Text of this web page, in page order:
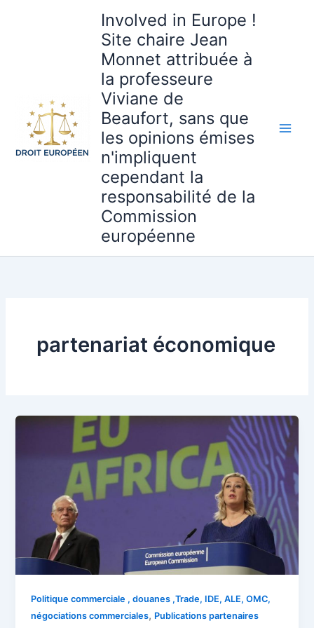
Involved in Europe !
Site chaire Jean
Monnet attribuée à
la professeure
Viviane de
Beaufort, sans que
les opinions émises
n'impliquent
cependant la
responsabilité de la
Commission
européenne
partenariat économique
Politique commerciale , douanes ,Trade, IDE, ALE, OMC,
négociations commerciales, Publications partenaires